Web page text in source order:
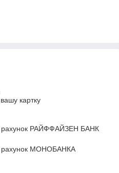
картку
рахунок РАЙФФАЙЗЕН БАНК
рахунок МОНОБАНКА